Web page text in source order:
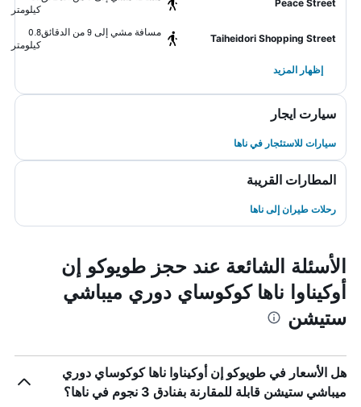
Peace Street
كيلومتر
Taiheidori Shopping Street
مسافة مشي إلى 9 من الدقائق
0.8
كيلومتر
إظهار المزيد
سيارت ايجار
سيارات للاستئجار في ناها
المطارات القريبة
رحلات طيران إلى ناها
الأسئلة الشائعة عند حجز طويوكو إن
أوكيناوا ناها كوكوساي دوري ميباشي
ستيشن
هل الأسعار في طويوكو إن أوكيناوا ناها كوكوساي دوري
ميباشي ستيشن قابلة للمقارنة بفنادق 3 نجوم في ناها؟